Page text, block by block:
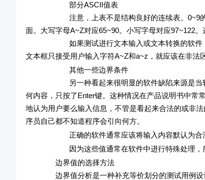
部分ASCII值表
注意，上表不是结构良好的连续表。0~9的后面
面。大写字母A~Z对应65~90。小写字母对应97~122。
如果测试进行文本输入或文本转换的软件，在
文本框只接受用户输入字符A~Z和a~z，就应该在非法
其他一些边界条件
另一种看起来很明显的软件缺陷来源是当软件
何内容，只按了Enter键。这种情况在产品说明书中常
地认为用户要么输入信息，不管是看起来合法的或非
序员自己都不知道程序会引向何方。
正确的软件通常应该将输入内容默认为合法边界
因为这些值通常在软件中进行特殊处理，所以不
边界值的选择方法
边界值分析是一种补充等价划分的测试用例设计